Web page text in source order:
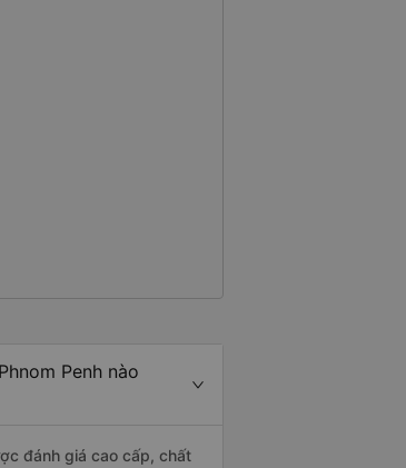
Penh nào
đánh giá cao cấp, chất